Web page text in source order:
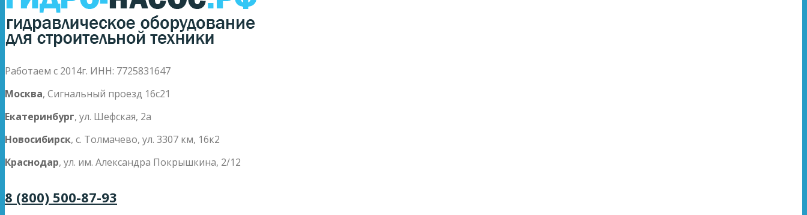
Работаем с 2014г. ИНН: 7725831647
Москва, Сигнальный проезд 16с21
Екатеринбург, ул. Шефская, 2а
Новосибирск, с. Толмачево, ул. 3307 км, 16к2
Краснодар, ул. им. Александра Покрышкина, 2/12
8 (800) 500-87-93